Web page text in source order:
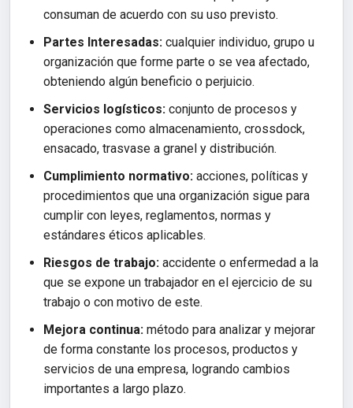
consuman de acuerdo con su uso previsto.
Partes Interesadas: cualquier individuo, grupo u
organización que forme parte o se vea afectado,
obteniendo algún beneficio o perjuicio.
Servicios logísticos: conjunto de procesos y
operaciones como almacenamiento, crossdock,
ensacado, trasvase a granel y distribución.
Cumplimiento normativo: acciones, políticas y
procedimientos que una organización sigue para
cumplir con leyes, reglamentos, normas y
estándares éticos aplicables.
Riesgos de trabajo: accidente o enfermedad a la
que se expone un trabajador en el ejercicio de su
trabajo o con motivo de este.
Mejora continua: método para analizar y mejorar
de forma constante los procesos, productos y
servicios de una empresa, logrando cambios
importantes a largo plazo.